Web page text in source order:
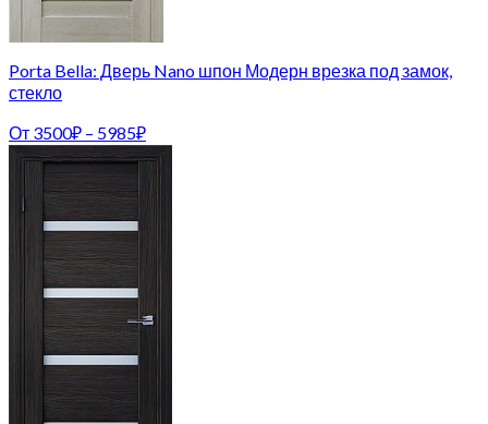
Porta Bella: Дверь Nano шпон Модерн врезка под замок,
стекло
От 3500₽ – 5985₽